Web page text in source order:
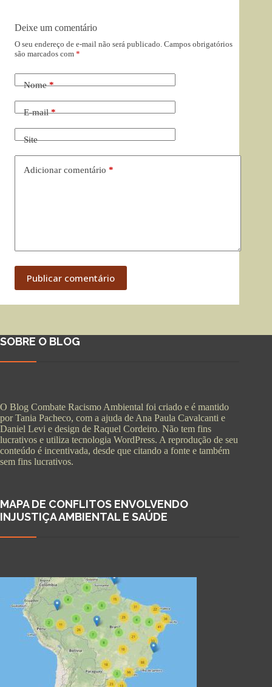
Deixe um comentário
O seu endereço de e-mail não será publicado. Campos obrigatórios
são marcados com *
Nome*
E-mail*
Site
Adicionar comentário *
Publicar comentário
SOBRE O BLOG
O Blog Combate Racismo Ambiental foi criado e é mantido
por Tania Pacheco, com a ajuda de Ana Paula Cavalcanti e
Daniel Levi e design de Raquel Cordeiro. Não tem fins
lucrativos e utiliza tecnologia WordPress. A reprodução de seu
conteúdo é incentivada, desde que citando a fonte e também
sem fins lucrativos.
MAPA DE CONFLITOS ENVOLVENDO
INJUSTIÇA AMBIENTAL E SAÚDE